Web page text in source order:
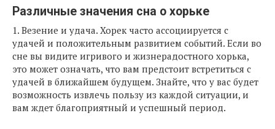
Различные значения сна о хорьке
1. Везение и удача. Хорек часто ассоциируется с
удачей и положительным развитием событий. Если во
сне вы видите игривого и жизнерадостного хорька,
это может означать, что вам предстоит встретиться с
удачей в ближайшем будущем. Знайте, что у вас будет
возможность извлечь пользу из каждой ситуации, и
вам ждет благоприятный и успешный период.